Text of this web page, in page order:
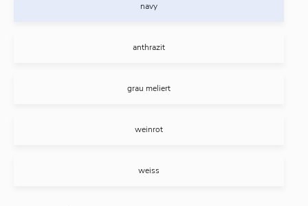
navy
anthrazit
grau meliert
weinrot
weiss